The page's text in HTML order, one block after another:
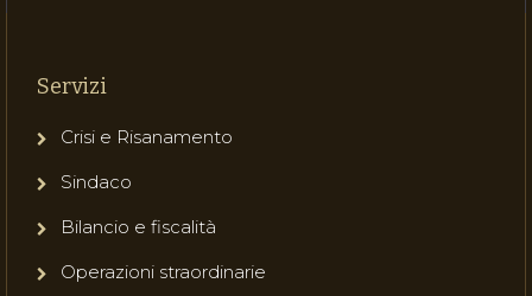
Servizi
Crisi e Risanamento
Sindaco
Bilancio e fiscalità
Operazioni straordinarie